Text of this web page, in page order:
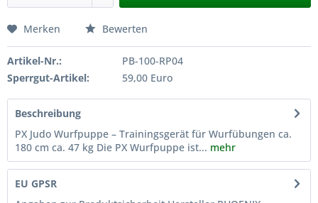
Merken Bewerten
Artikel-Nr.:
PB-100-RP04
Sperrgut-Artikel:
59,00 Euro
Beschreibung
PX Judo Wurfpuppe – Trainingsgerät für Wurfübungen ca.
180 cm ca. 47 kg Die PX Wurfpuppe ist... mehr
EU GPSR